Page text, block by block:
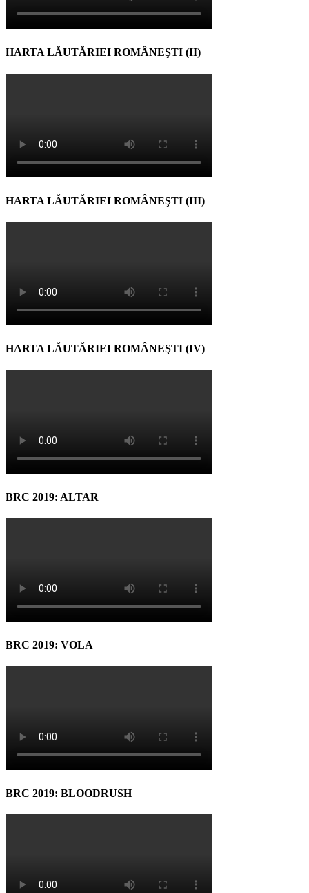
HARTA LĂUTĂRIEI ROMÂNEŞTI (II)
HARTA LĂUTĂRIEI ROMÂNEŞTI (III)
HARTA LĂUTĂRIEI ROMÂNEŞTI (IV)
BRC 2019: ALTAR
BRC 2019: VOLA
BRC 2019: BLOODRUSH